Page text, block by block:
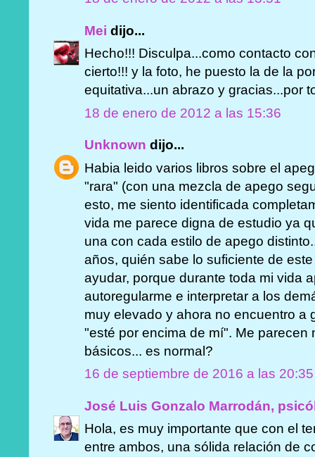
Mei dijo...
Hecho!!! Disculpa...como contacto
cierto!!! y la foto, he puesto la de la
equitativa...un abrazo y gracias...por
18 de enero de 2012 a las 15:36
Unknown dijo...
Habia leido varios libros sobre el
"rara" (con una mezcla de apego
esto, me siento identificada
vida me parece digna de estudio ya
una con cada estilo de apego
años, quién sabe lo suficiente de
ayudar, porque durante toda mi vida
autoregularme e interpretar a los
muy elevado y ahora no encuentro a
"esté por encima de mí". Me parecen
básicos... es normal?
16 de septiembre de 2016 a las 20:35
José Luis Gonzalo Marrodán,
Hola, es muy importante que con el
entre ambos, una sólida relación de